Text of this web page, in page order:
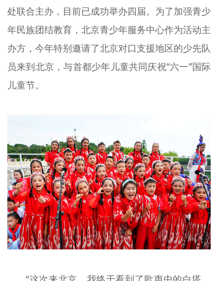
处联合主办，目前已成功举办四届。为了加强青少
年民族团结教育，北京青少年服务中心作为活动主
办方，今年特别邀请了北京对口支援地区的少先队
员来到北京，与首都少年儿童共同庆祝“六一”国际
儿童节。